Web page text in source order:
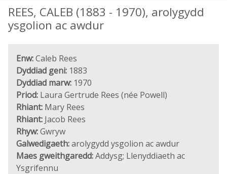
REES, CALEB (1883 - 1970), arolygydd
ysgolion ac awdur
Enw:Caleb Rees
Dyddiad geni: 1883
Dyddiad marw: 1970
Priod: Laura Gertrude Rees (née Powell)
Rhiant: Mary Rees
Rhiant: Jacob Rees
Rhyw:Gwryw
Galwedigaeth:arolygydd ysgolion ac awdur
Maes gweithgaredd:Addysg; Llenyddiaeth ac
Ysgrifennu